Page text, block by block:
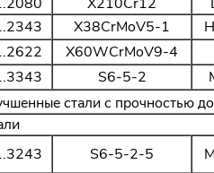
X38CrMoV5-1
X60WCrMoV9-4
S6-5-2
стали c прочностью
S6-5-2-5